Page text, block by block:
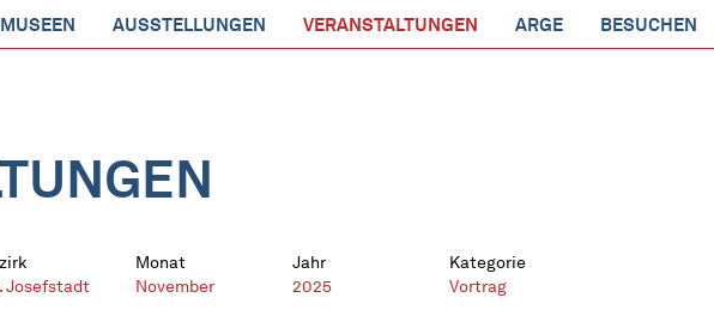
AUSSTELLUNGEN VERANSTALTUNGEN ARGE BESUCHEN
Josefstadt
Monat
November
Jahr
2025
Kategorie
Vortrag